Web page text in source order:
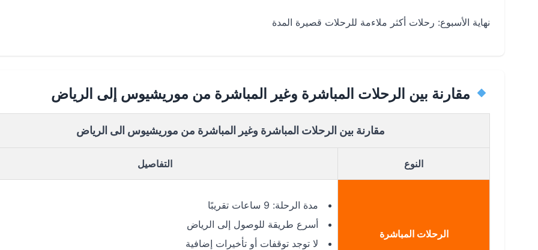
نهاية الأسبوع: رحلات أكثر ملاءمة للرحلات قصيرة المدة
مقارنة بين الرحلات المباشرة وغير المباشرة من موريشيوس إلى الرياض
مقارنة بين الرحلات المباشرة وغير المباشرة من موريشيوس الى الرياض
النوع التفاصيل
الرحلات المباشرة
مدة الرحلة: 9 ساعات تقريبًا
أسرع طريقة للوصول إلى الرياض
لا توجد توقفات أو تأخيرات إضافية